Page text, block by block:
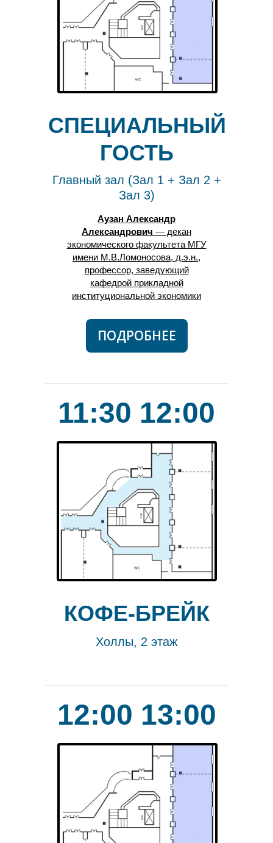
ПОДРОБНЕЕ
СПЕЦИАЛЬНЫЙ
ГОСТЬ
Главный зал (Зал 1 + Зал 2 +
Зал 3)
Аузан Александр
Александрович — декан
экономического факультета МГУ
имени М.В.Ломоносова, д.э.н.,
профессор, заведующий
кафедрой прикладной
институциональной экономики
11:30 12:00
КОФЕ-БРЕЙК
Холлы, 2 этаж
12:00 13:00